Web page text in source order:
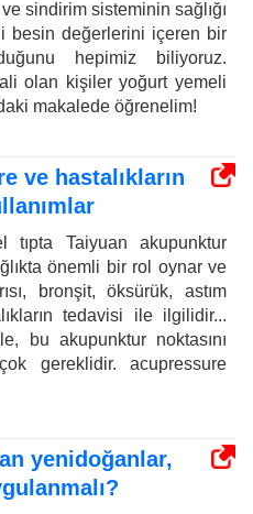
ve sindirim sisteminin sağlığı
besin değerlerini içeren bir
hepimiz biliyoruz.
olan kişiler yoğurt yemeli
makalede öğrenelim!
ve hastalıkların
tıpta Taiyuan akupunktur
önemli bir rol oynar ve
bronşit, öksürük, astım
tedavisi ile ilgilidir...
bu akupunktur noktasını
gereklidir. acupressure
yenidoğanlar,